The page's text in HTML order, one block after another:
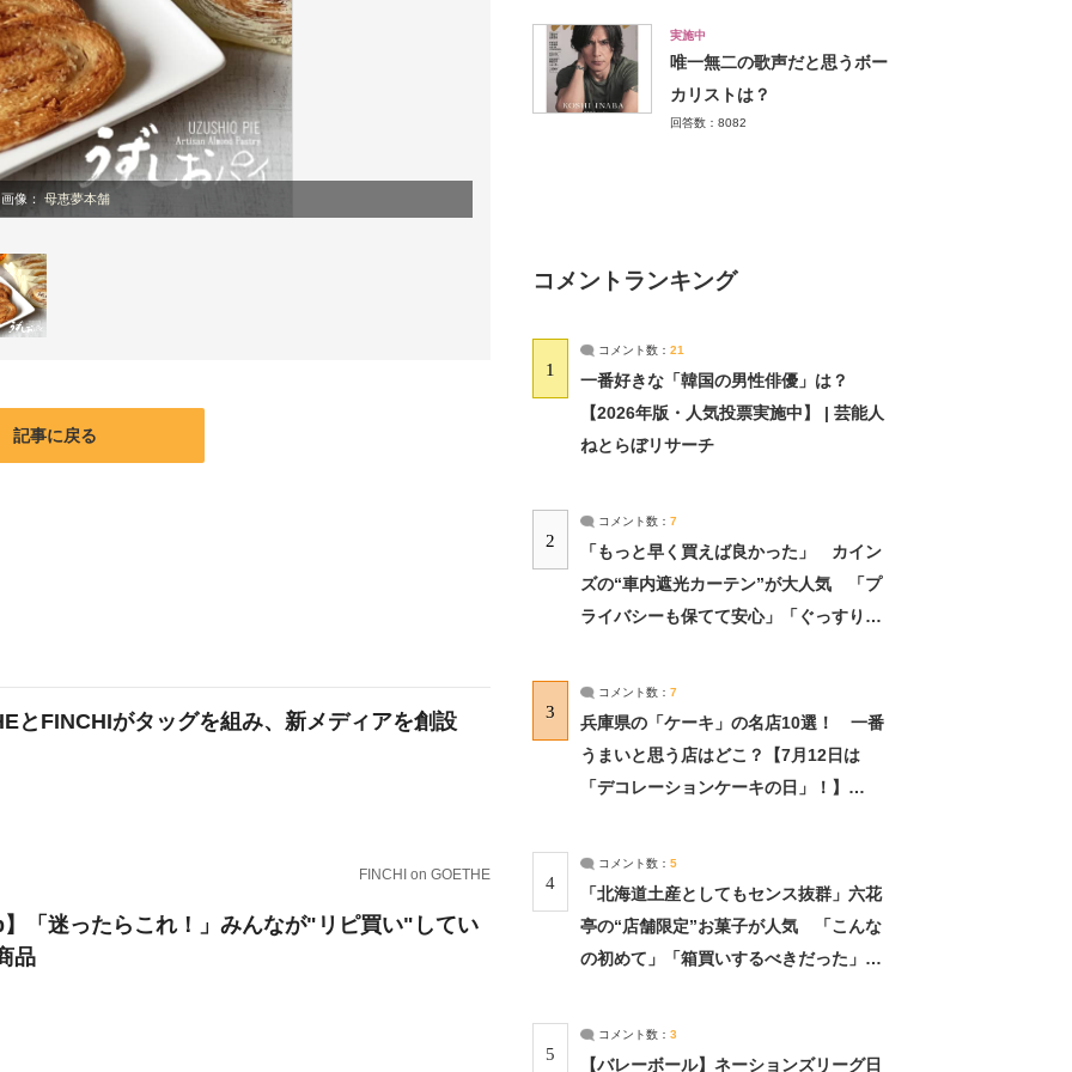
画像： 母恵夢本舗
記事に戻る
とFINCHIがタッグを組み、新メディアを創設
FINCHI on GOETHE
「迷ったらこれ！」みんなが"リピ買い"してい
品
実施中
唯一無二の歌声だと思うボー
カリストは？
回答数：8082
コメントランキング
1
コメント数： 21
一番好きな「韓国の男性俳優」は？
【2026年版・人気投票実施中】 | 芸能人
ねとらぼリサーチ
2
コメント数： 7
「もっと早く買えば良かった」 カイン
ズの“車内遮光カーテン”が大人気 「プ
ライバシーも保てて安心」「ぐっすり眠
3
コメント数： 7
兵庫県の「ケーキ」の名店10選！ 一番
うまいと思う店はどこ？【7月12日は
「デコレーションケーキの日」！】
4
コメント数： 5
「北海道土産としてもセンス抜群」六花
亭の“店舗限定”お菓子が人気 「こんな
の初めて」「箱買いするべきだった」
5
コメント数： 3
【バレーボール】ネーションズリーグ日